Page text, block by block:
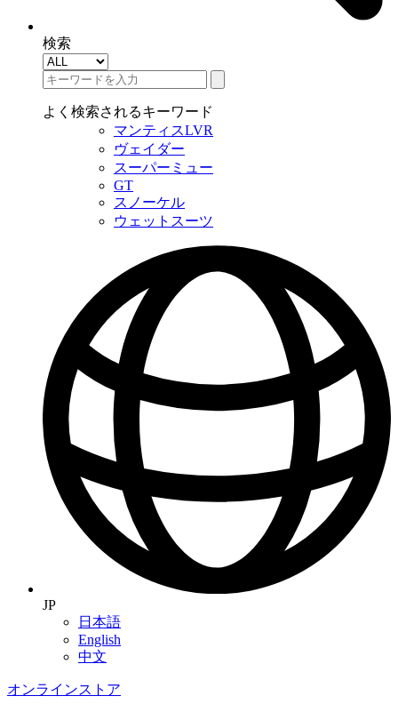
検索
よく検索されるキーワード
マンティスLVR
ヴェイダー
スーパーミュー
GT
スノーケル
ウェットスーツ
JP
日本語
English
中文
オンラインストア